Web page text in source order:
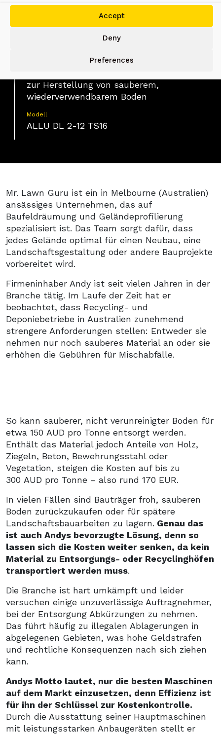
Accept
Deny
Preferences
Baufeldräumung, Bodenrecycling
zur Herstellung von sauberem,
wiederverwendbarem Boden
Modell
ALLU DL 2-12 TS16
Mr. Lawn Guru ist ein in Melbourne (Australien)
ansässiges Unternehmen, das auf
Baufeldräumung und Geländeprofilierung
spezialisiert ist. Das Team sorgt dafür, dass
jedes Gelände optimal für einen Neubau, eine
Landschaftsgestaltung oder andere Bauprojekte
vorbereitet wird.
Firmeninhaber Andy ist seit vielen Jahren in der
Branche tätig. Im Laufe der Zeit hat er
beobachtet, dass Recycling- und
Deponiebetriebe in Australien zunehmend
strengere Anforderungen stellen: Entweder sie
nehmen nur noch sauberes Material an oder sie
erhöhen die Gebühren für Mischabfälle.
So kann sauberer, nicht verunreinigter Boden für
etwa 150 AUD pro Tonne entsorgt werden.
Enthält das Material jedoch Anteile von Holz,
Ziegeln, Beton, Bewehrungsstahl oder
Vegetation, steigen die Kosten auf bis zu
300 AUD pro Tonne – also rund 170 EUR.
In vielen Fällen sind Bauträger froh, sauberen
Boden zurückzukaufen oder für spätere
Landschaftsbauarbeiten zu lagern. Genau das
ist auch Andys bevorzugte Lösung, denn so
lassen sich die Kosten weiter senken, da kein
Material zu Entsorgungs- oder Recyclinghöfen
transportiert werden muss.
Die Branche ist hart umkämpft und leider
versuchen einige unzuverlässige Auftragnehmer,
bei der Entsorgung Abkürzungen zu nehmen.
Das führt häufig zu illegalen Ablagerungen in
abgelegenen Gebieten, was hohe Geldstrafen
und rechtliche Konsequenzen nach sich ziehen
kann.
Andys Motto lautet, nur die besten Maschinen
auf dem Markt einzusetzen, denn Effizienz ist
für ihn der Schlüssel zur Kostenkontrolle.
Durch die Ausstattung seiner Hauptmaschinen
mit leistungsstarken Anbaugeräten stellt er